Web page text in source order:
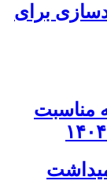
برای
مناسبت